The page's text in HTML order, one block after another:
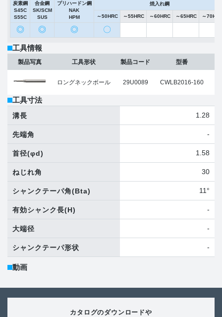
炭素鋼
S45C
S55C
合金鋼
SK/SCM
SUS
プリハードン鋼
NAK
HPM
焼入れ鋼
～50HRC ～55HRC ～60HRC ～65HRC ～
◎ ◎ ◎ 〇
工具情報
製品写真 工具形状
ロングネックボール
製品コード
29U0089
型番
CWLB2016-160
工具寸法
溝長 1.28
先端角 -
首径(φd) 1.58
ねじれ角 30
シャンクテーパ角(Bta) 11°
有効シャンク長(H) -
大端径 -
シャンクテーパ形状 -
動画
カタログのダウンロードや